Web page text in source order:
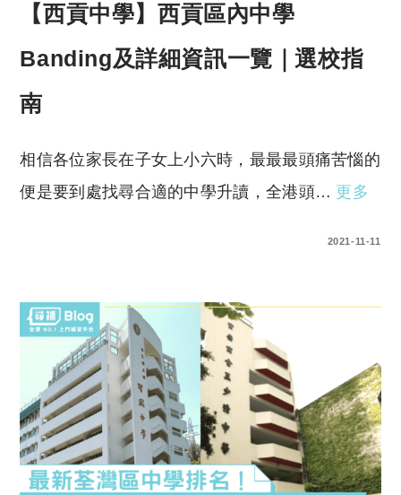
【西貢中學】西貢區內中學
Banding及詳細資訊一覽｜選校指
南
相信各位家長在子女上小六時，最最最頭痛苦惱的
便是要到處找尋合適的中學升讀，全港頭… 更多
2021-11-11